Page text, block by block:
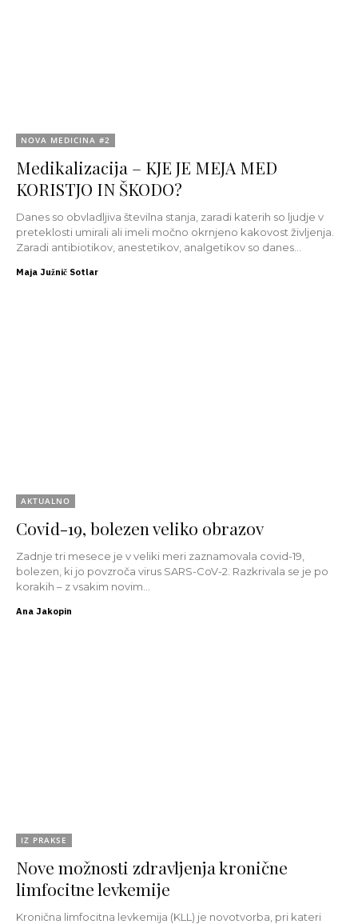
NOVA MEDICINA #2
Medikalizacija – KJE JE MEJA MED
KORISTJO IN ŠKODO?
Danes so obvladljiva številna stanja, zaradi katerih so ljudje v
preteklosti umirali ali imeli močno okrnjeno kakovost življenja.
Zaradi antibiotikov, anestetikov, analgetikov so danes...
Maja Južnič Sotlar
AKTUALNO
Covid-19, bolezen veliko obrazov
Zadnje tri mesece je v veliki meri zaznamovala covid-19,
bolezen, ki jo povzroča virus SARS-CoV-2. Razkrivala se je po
korakih – z vsakim novim...
Ana Jakopin
IZ PRAKSE
Nove možnosti zdravljenja kronične
limfocitne levkemije
Kronična limfocitna levkemija (KLL) je novotvorba, pri kateri